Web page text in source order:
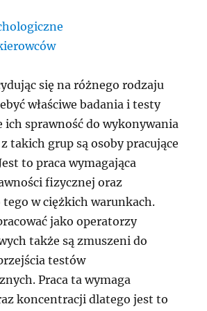
się na różnego rodzaju
właściwe badania i testy
ich sprawność do wykonywania
takich grup są osoby pracujące
to praca wymagająca
fizycznej oraz
tego w ciężkich warunkach.
jako operatorzy
także są zmuszeni do
testów
Praca ta wymaga
koncentracji dlatego jest to